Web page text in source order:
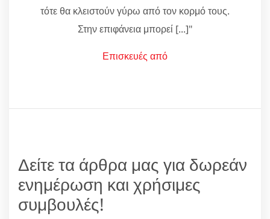
τότε θα κλειστούν γύρω από τον κορμό τους.
Στην επιφάνεια μπορεί [...]"
Επισκευές από
Δείτε τα άρθρα μας για δωρεάν
ενημέρωση και χρήσιμες
συμβουλές!